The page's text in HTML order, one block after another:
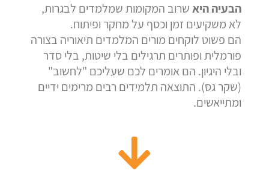
הבעיה היאשרוב המקומות שמלמדים לבגרות,
לא משקיעים זמן וכסף על מחקר ופיתוח.
הם פשוט לוקחים מורים המלמדים תיאוריה בצורה
פורמלית ופותרים תרגילים בלי שיטות, בלי סדר
ובלי היגיון. הם אומרים לכם שעליכם "לחשוב"
(שקר גס). התוצאה תלמידים רבים מרימים ידיים
ומתייאשים.